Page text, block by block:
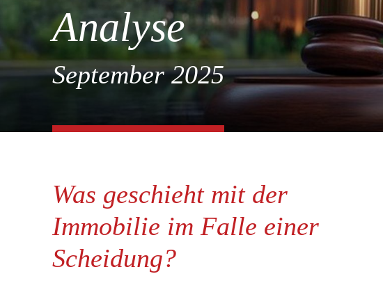
Analyse
September 2025
Was geschieht mit der
Immobilie im Falle einer
Scheidung?